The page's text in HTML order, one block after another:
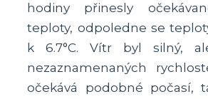
hodiny přinesly
teploty, odpoledne se
k 6.7°C. Vítr byl silný,
nezaznamenaných
očekává podobné počasí,